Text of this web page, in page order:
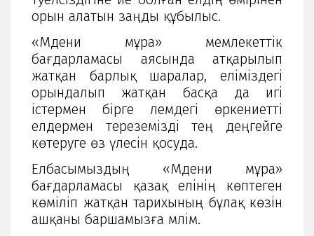
орын алатын заңды құбылыс.
«Мәдени мұра» мемлекеттік
бағдарламасы аясында атқарылып
жатқан барлық шаралар, еліміздегі
орындалып жатқан басқа да игі
істермен бірге әлемдегі өркениетті
елдермен тереземізді тең деңгейге
көтеруге өз үлесін қосуда.
Елбасымыздың «Мәдени мұра»
бағдарламасы қазақ елінің көптеген
көміліп жатқан тарихының бұлақ көзін
ашқаны баршамызға мәлім.